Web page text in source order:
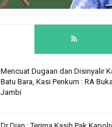
Mencuat Dugaan dan Disinyalir
Batu Bara, Kasi Penkum : RA
Jambi